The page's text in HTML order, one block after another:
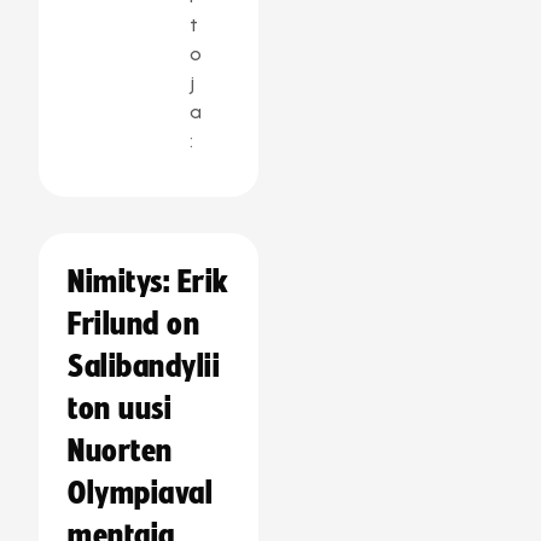
t
o
j
a
:
Nimitys: Erik
Frilund on
Salibandylii
ton uusi
Nuorten
Olympiaval